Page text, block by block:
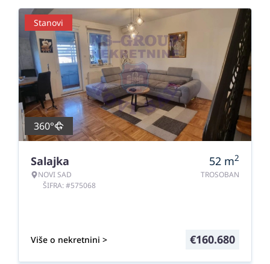
Stanovi
360°
Salajka
NOVI SAD
ŠIFRA: #575068
52 m2
TROSOBAN
Više o nekretnini > €160.680